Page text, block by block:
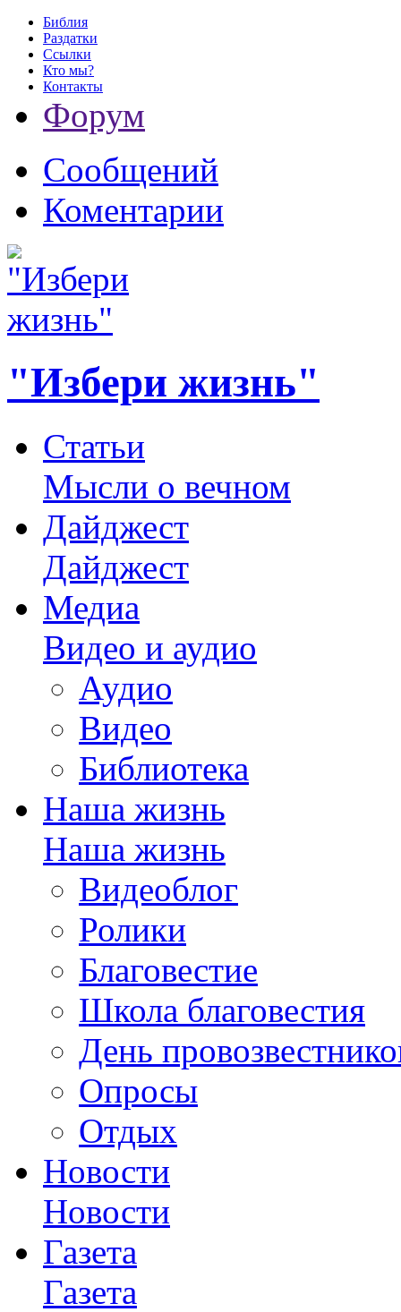
Библия
Раздатки
Ссылки
Кто мы?
Контакты
Форум
Сообщений
Коментарии
"Избери жизнь"
Статьи
Мысли о вечном
Дайджест
Дайджест
Медиа
Видео и аудио
Аудио
Видео
Библиотека
Наша жизнь
Наша жизнь
Видеоблог
Ролики
Благовестие
Школа благовестия
День
Опросы
Отдых
Новости
Новости
Газета
Газета